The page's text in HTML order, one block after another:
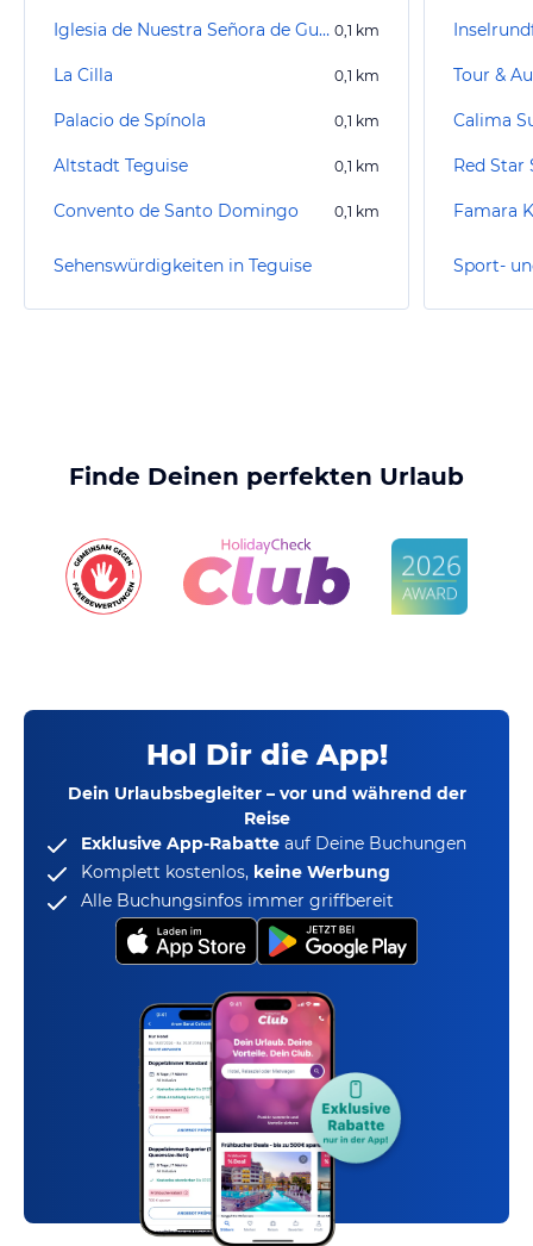
Iglesia de Nuestra Señora de Guadalupe 0,1 km
La Cilla 0,1 km
Palacio de Spínola 0,1 km
Altstadt Teguise 0,1 km
Convento de Santo Domingo 0,1 km
Sehenswürdigkeiten in Teguise
Tour &
Calima
Famara
Sport-
Finde Deinen perfekten Urlaub
Hol Dir die App!
Dein Urlaubsbegleiter – vor und während der
Reise
Exklusive App-Rabatte auf Deine Buchungen
Komplett kostenlos, keine Werbung
Alle Buchungsinfos immer griffbereit